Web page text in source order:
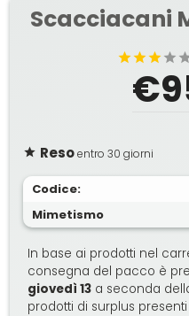
Scacciacani
Resoentro 30 giorni
Codice:
Mimetismo
In base ai prodotti nel
consegna del pacco è
giovedì 13 a seconda
prodotti di surplus